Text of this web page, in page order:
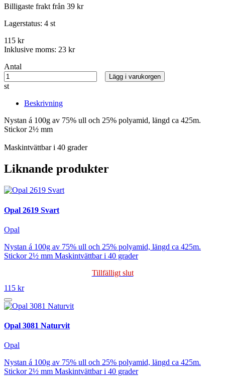
Billigaste frakt från 39 kr
Lagerstatus: 4 st
115 kr
Inklusive moms: 23 kr
Antal
st
Lägg i varukorgen
Beskrivning
Nystan á 100g av 75% ull och 25% polyamid, längd ca 425m.
Stickor 2½ mm
Maskintvättbar i 40 grader
Liknande produkter
Opal 2619 Svart
Opal
Nystan á 100g av 75% ull och 25% polyamid, längd ca 425m.
Stickor 2½ mm Maskintvättbar i 40 grader
Tillfälligt slut
115 kr
Opal 3081 Naturvit
Opal
Nystan á 100g av 75% ull och 25% polyamid, längd ca 425m.
Stickor 2½ mm Maskintvättbar i 40 grader